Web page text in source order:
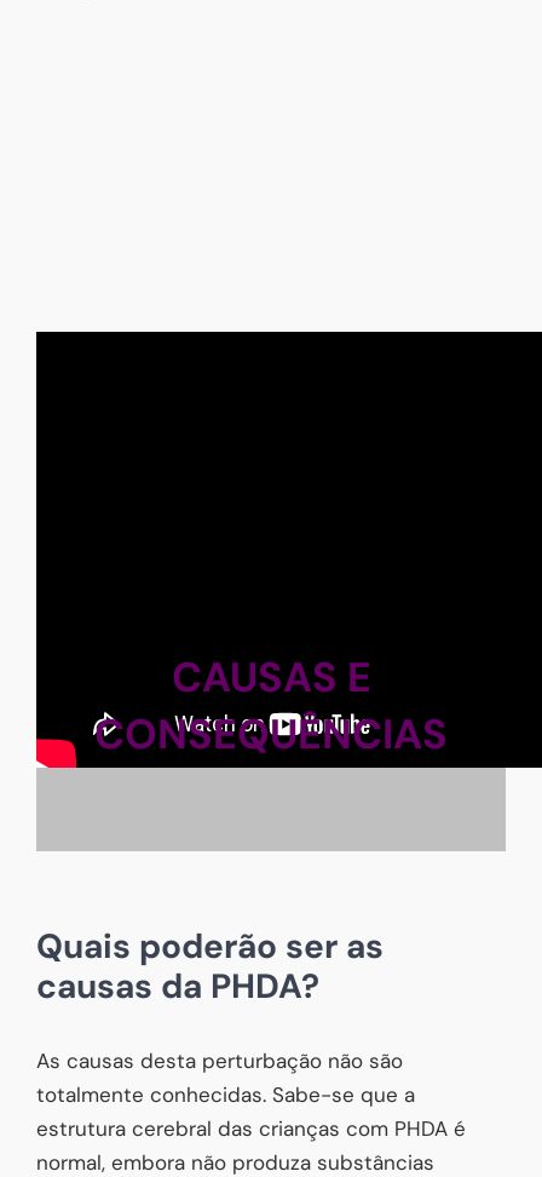
CAUSAS E
CONSEQUÊNCIAS
Quais poderão ser as
causas da PHDA?
As causas desta perturbação não são
totalmente conhecidas. Sabe-se que a
estrutura cerebral das crianças com PHDA é
normal, embora não produza substâncias